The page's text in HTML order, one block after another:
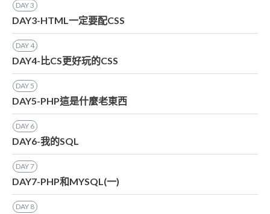
DAY3
DAY3-HTML一定要配CSS
DAY4
DAY4-比CS更好玩的CSS
DAY5
DAY5-PHP這是什麼老東西
DAY 6
DAY6-我的SQL
DAY7
DAY7-PHP和MYSQL(一)
DAY 8